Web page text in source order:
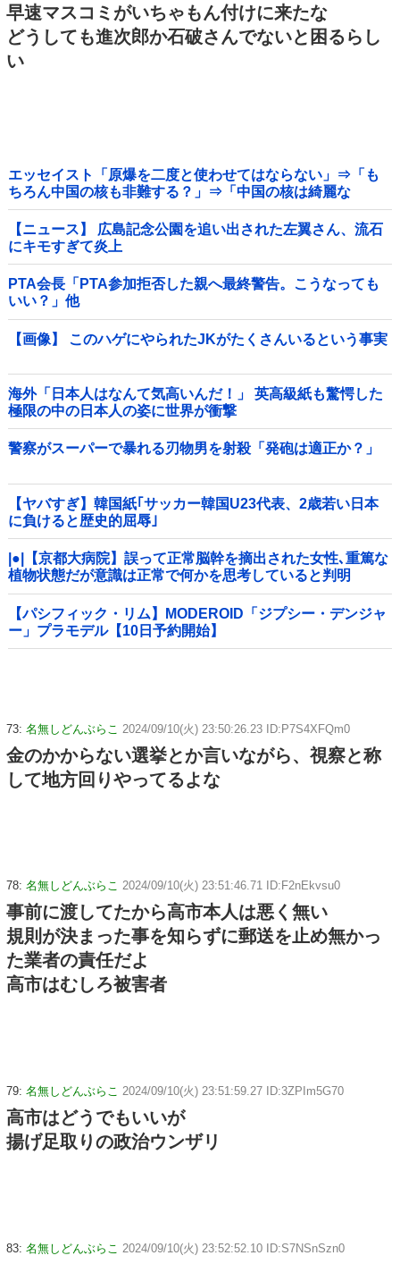
早速マスコミがいちゃもん付けに来たな
どうしても進次郎か石破さんでないと困るらし
い
エッセイスト「原爆を二度と使わせてはならない」⇒「も
ちろん中国の核も非難する？」⇒「中国の核は綺麗な
核！」
【ニュース】 広島記念公園を追い出された左翼さん、流石
にキモすぎて炎上
PTA会長「PTA参加拒否した親へ最終警告。こうなっても
いい？」他
【画像】 このハゲにやられたJKがたくさんいるという事実
海外「日本人はなんて気高いんだ！」 英高級紙も驚愕した
極限の中の日本人の姿に世界が衝撃
警察がスーパーで暴れる刃物男を射殺「発砲は適正か？」
【ヤバすぎ】韓国紙｢サッカー韓国U23代表、2歳若い日本
に負けると歴史的屈辱｣
|●|【京都大病院】誤って正常脳幹を摘出された女性､重篤な
植物状態だが意識は正常で何かを思考していると判明
【パシフィック・リム】MODEROID「ジプシー・デンジャ
ー」プラモデル【10日予約開始】
73: 名無しどんぶらこ 2024/09/10(火) 23:50:26.23 ID:P7S4XFQm0
金のかからない選挙とか言いながら、視察と称
して地方回りやってるよな
78: 名無しどんぶらこ 2024/09/10(火) 23:51:46.71 ID:F2nEkvsu0
事前に渡してたから高市本人は悪く無い
規則が決まった事を知らずに郵送を止め無かっ
た業者の責任だよ
高市はむしろ被害者
79: 名無しどんぶらこ 2024/09/10(火) 23:51:59.27 ID:3ZPIm5G70
高市はどうでもいいが
揚げ足取りの政治ウンザリ
83: 名無しどんぶらこ 2024/09/10(火) 23:52:52.10 ID:S7NSnSzn0